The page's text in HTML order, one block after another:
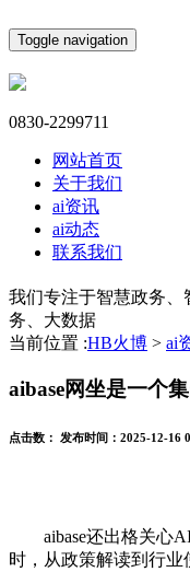
Toggle navigation
0830-2299711
网站首页
关于我们
ai资讯
ai动态
联系我们
我们专注于智慧政务、
务、大数据
当前位置 :HB火博 > ai
aibase网坐是一个
点击数： 发布时间： 2025-12-16
aibase还出格关心AI
时，从政策解读到行